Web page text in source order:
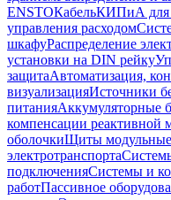
ENSTOКабельКИПиА для
управления расходом
шкафуРаспределение
установки на DIN рейку
защитаАвтоматизация,
визуализацияИсточники
питанияАккумуляторные
компенсации реактивной
оболочкиЩиты модульные
электротранспорта
подключенияСистемы и
работПассивное